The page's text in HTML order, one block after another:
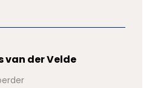
van der Velde